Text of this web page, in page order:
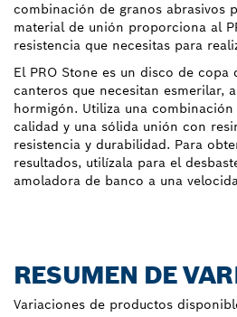
combinación de granos abrasivos
material de unión proporciona al
resistencia que necesitas para
El PRO Stone es un disco de
canteros que necesitan esmerilar,
hormigón. Utiliza una
calidad y una sólida unión con
resistencia y durabilidad. Para
resultados, utilízala para el
amoladora de banco a una
RESUMEN DE
Variaciones de productos